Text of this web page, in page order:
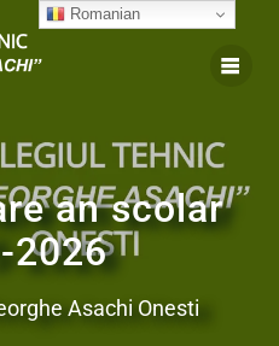
an scolar
2026
Asachi Onesti
Romanian